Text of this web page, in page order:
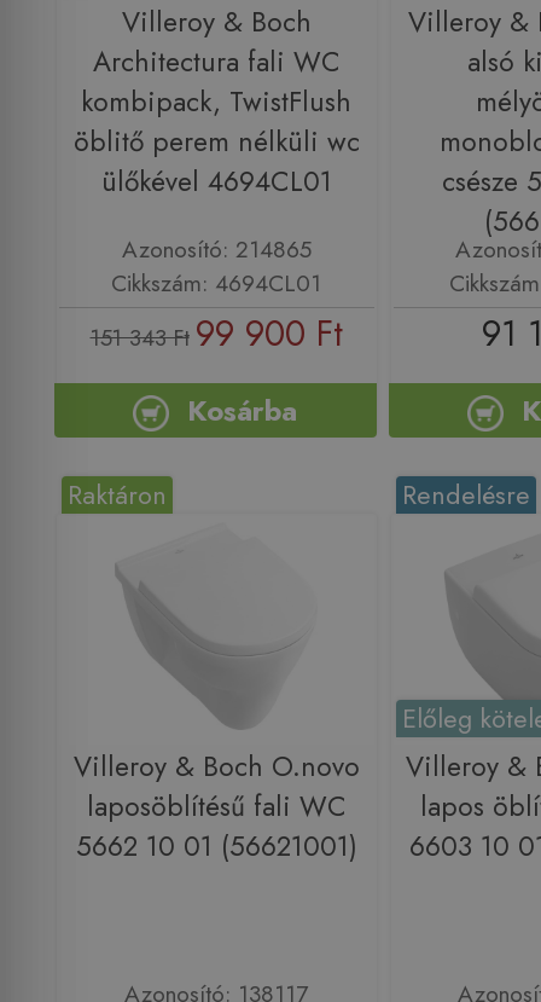
Villeroy & Boch
Architectura fali WC
kombipack, TwistFlush
öblitő perem nélküli wc
ülőkével 4694CL01
Azonosító: 214865
Cikkszám: 4694CL01
151 343 Ft 99 900 Ft
Kosárba
Villeroy &
alsó
csésze
91
Raktáron
Villeroy & Boch O.novo
laposöblítésű fali WC
5662 10 01 (56621001)
Azonosító: 138117
Rendelésre
Előleg
Villeroy &
lapos
6603 10